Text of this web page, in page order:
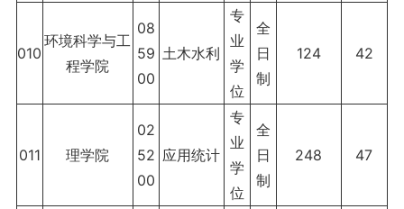
010
环境科学与工
程学院
08
59
00
土木水利
专
业
学
位
全
日
制
124 42
011 理学院
02
52
00
应用统计
专
业
学
位
全
日
制
248 47